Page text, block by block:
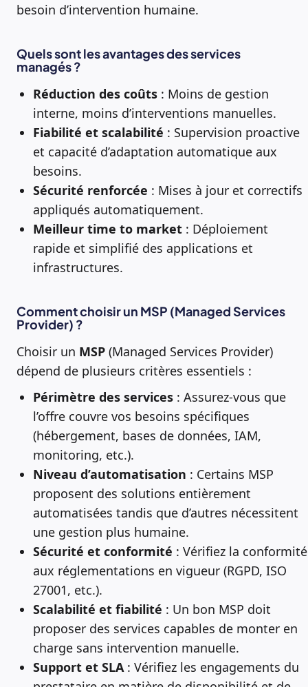
besoin d’intervention humaine.
Quels sont les avantages des services
managés ?
Réduction des coûts : Moins de gestion
interne, moins d’interventions manuelles.
Fiabilité et scalabilité : Supervision proactive
et capacité d’adaptation automatique aux
besoins.
Sécurité renforcée : Mises à jour et correctifs
appliqués automatiquement.
Meilleur time to market : Déploiement
rapide et simplifié des applications et
infrastructures.
Comment choisir un MSP (Managed Services
Provider) ?
Choisir un MSP (Managed Services Provider)
dépend de plusieurs critères essentiels :
Périmètre des services : Assurez-vous que
l’offre couvre vos besoins spécifiques
(hébergement, bases de données, IAM,
monitoring, etc.).
Niveau d’automatisation : Certains MSP
proposent des solutions entièrement
automatisées tandis que d’autres nécessitent
une gestion plus humaine.
Sécurité et conformité : Vérifiez la conformité
aux réglementations en vigueur (RGPD, ISO
27001, etc.).
Scalabilité et fiabilité : Un bon MSP doit
proposer des services capables de monter en
charge sans intervention manuelle.
Support et SLA : Vérifiez les engagements du